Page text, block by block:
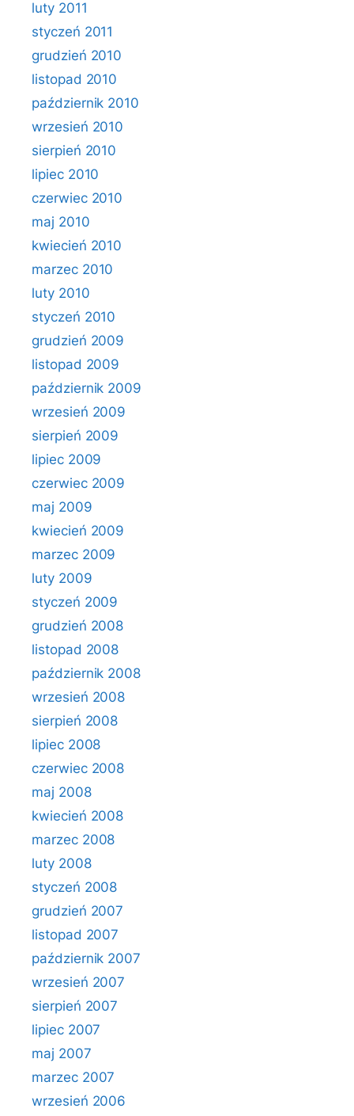
luty 2011
styczeń 2011
grudzień 2010
listopad 2010
październik 2010
wrzesień 2010
sierpień 2010
lipiec 2010
czerwiec 2010
maj 2010
kwiecień 2010
marzec 2010
luty 2010
styczeń 2010
grudzień 2009
listopad 2009
październik 2009
wrzesień 2009
sierpień 2009
lipiec 2009
czerwiec 2009
maj 2009
kwiecień 2009
marzec 2009
luty 2009
styczeń 2009
grudzień 2008
listopad 2008
październik 2008
wrzesień 2008
sierpień 2008
lipiec 2008
czerwiec 2008
maj 2008
kwiecień 2008
marzec 2008
luty 2008
styczeń 2008
grudzień 2007
listopad 2007
październik 2007
wrzesień 2007
sierpień 2007
lipiec 2007
maj 2007
marzec 2007
wrzesień 2006